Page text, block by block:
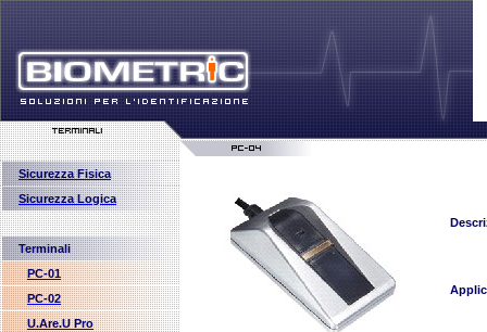
Sicurezza Fisica
Sicurezza Logica
Terminali
PC-01
PC-02
U.Are.U Pro